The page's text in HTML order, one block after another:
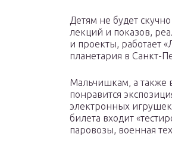
Детям не будет
лекций и показов,
и проекты, работает
планетария в Санкт-
Мальчишкам, а также
понравится
электронных
билета входит
паровозы, военная